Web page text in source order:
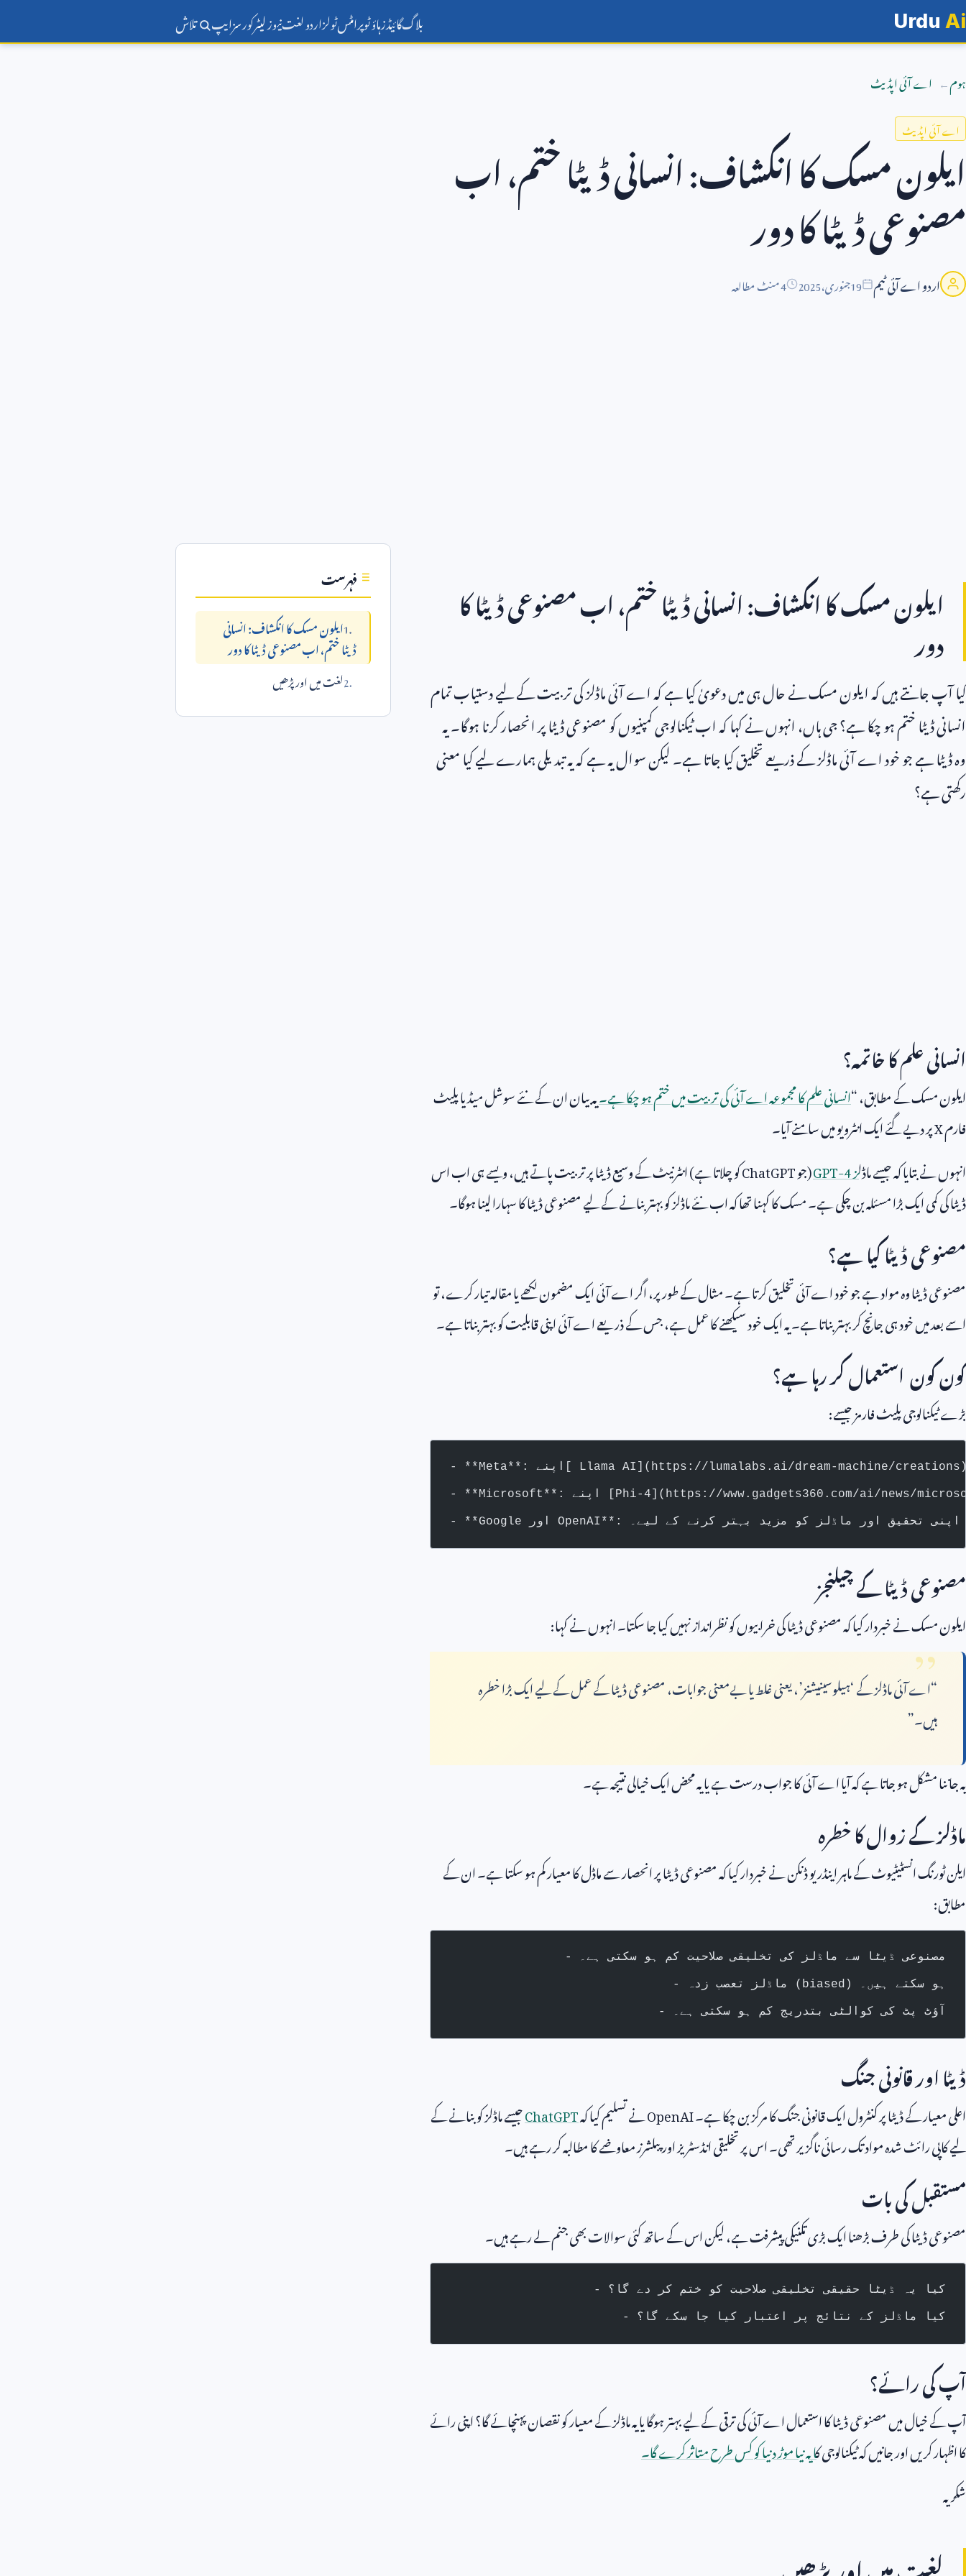
Urdu Ai بلاگگائیڈزہاؤ ٹوپرامٹسٹولزاردو لغتنیوز لیٹرکورسزایپ تلاش
ہوم اے آئی اپڈیٹ
اے آئی اپڈیٹ
ایلون مسک کا انکشاف: انسانی ڈیٹا ختم، اب
مصنوعی ڈیٹا کا دور
اردو اے آئی ٹیم 19جنوری،2025 4 منٹ مطالعہ
ایلون مسک کا انکشاف: انسانی ڈیٹا ختم، اب مصنوعی ڈیٹا کا
دور
کیا آپ جانتے ہیں کہ ایلون مسک نے حال ہی میں دعویٰ کیا ہے کہ اے آئی ماڈلز کی تربیت کے لیے دستیاب تمام
انسانی ڈیٹا ختم ہو چکا ہے؟ جی ہاں، انہوں نے کہا کہ اب ٹیکنالوجی کمپنیوں کو مصنوعی ڈیٹا پر انحصار کرنا ہوگا۔ یہ
وہ ڈیٹا ہے جو خود اے آئی ماڈلز کے ذریعے تخلیق کیا جاتا ہے۔ لیکن سوال یہ ہے کہ یہ تبدیلی ہمارے لیے کیا معنی
رکھتی ہے؟
انسانی علم کا خاتمہ؟
ایلون مسک کے مطابق، “انسانی علم کا مجموعہ اے آئی کی تربیت میں ختم ہو چکا ہے۔یہ بیان ان کے نئے سوشل میڈیا پلیٹ
فارمXپر دیے گئے ایک انٹرویو میں سامنے آیا۔
انہوں نے بتایا کہ جیسے ماڈلزGPT-4(جوChatGPTکو چلاتا ہے) انٹرنیٹ کے وسیع ڈیٹا پر تربیت پاتے ہیں، ویسے ہی اب اس
ڈیٹا کی کمی ایک بڑا مسئلہ بن چکی ہے۔ مسک کا کہنا تھا کہ اب نئے ماڈلز کو بہتر بنانے کے لیے مصنوعی ڈیٹا کا سہارا لینا ہوگا۔
مصنوعی ڈیٹا کیا ہے؟
مصنوعی ڈیٹا وہ مواد ہے جو خود اے آئی تخلیق کرتا ہے۔ مثال کے طور پر، اگر اے آئی ایک مضمون لکھے یا مقالہ تیار کرے، تو
اسے بعد میں خود ہی جانچ کر بہتر بناتا ہے۔ یہ ایک خود سیکھنے کا عمل ہے، جس کے ذریعے اے آئی اپنی قابلیت کو بہتر بناتا ہے۔
کون کون استعمال کر رہا ہے؟
بڑے ٹیکنالوجی پلیٹ فارمز جیسے:
- **Google اور OpenAI**: اپنی تحقیق اور ماڈلز کو مزید بہتر کرنے کے لیے۔
مصنوعی ڈیٹا کے چیلنجز
ایلون مسک نے خبردار کیا کہ مصنوعی ڈیٹا کی خرابیوں کو نظرانداز نہیں کیا جا سکتا۔ انہوں نے کہا:
“اے آئی ماڈلز کے ‘ہیلوسینیشنز’، یعنی غلط یا بےمعنی جوابات، مصنوعی ڈیٹا کے عمل کے لیے ایک بڑا خطرہ
ہیں۔”
یہ جاننا مشکل ہو جاتا ہے کہ آیا اے آئی کا جواب درست ہے یا یہ محض ایک خیالی نتیجہ ہے۔
ماڈلز کے زوال کا خطرہ
ایلن ٹورنگ انسٹیٹیوٹ کے ماہر اینڈریو ڈنکن نے خبردار کیا کہ مصنوعی ڈیٹا پر انحصار سےماڈل کا معیار کم ہو سکتا ہے۔ ان کے
مطابق:
- مصنوعی ڈیٹا سے ماڈلز کی تخلیقی صلاحیت کم ہو سکتی ہے۔
- ماڈلز تعصب زدہ (biased) ہو سکتے ہیں۔
- آؤٹ پٹ کی کوالٹی بتدریج کم ہو سکتی ہے۔
ڈیٹا اور قانونی جنگ
اعلی معیار کے ڈیٹا پر کنٹرول ایک قانونی جنگ کا مرکز بن چکا ہے۔OpenAIنے تسلیم کیا کہChatGPTجیسے ماڈلز کو بنانے کے
لیے کاپی رائٹ شدہ مواد تک رسائی ناگزیر تھی۔ اس پر تخلیقی انڈسٹریز اور پبلشرز معاوضے کا مطالبہ کر رہے ہیں۔
مستقبل کی بات
مصنوعی ڈیٹا کی طرف بڑھنا ایک بڑی تکنیکی پیشرفت ہے، لیکن اس کے ساتھ کئی سوالات بھی جنم لے رہے ہیں۔
- کیا یہ ڈیٹا حقیقی تخلیقی صلاحیت کو ختم کر دے گا؟
- کیا ماڈلز کے نتائج پر اعتبار کیا جا سکے گا؟
آپ کی رائے؟
آپ کے خیال میں مصنوعی ڈیٹا کا استعمال اے آئی کی ترقی کے لیے بہتر ہوگا یا یہ ماڈلز کے معیار کو نقصان پہنچائے گا؟ اپنی رائے
کا اظہار کریں اور جانیں کہ ٹیکنالوجی کا یہ نیا موڑ دنیا کو کس طرح متاثر کرے گا۔
شکریہ
فہرست
ایلون مسک کا انکشاف: انسانی
ڈیٹا ختم، اب مصنوعی ڈیٹا کا دور
لغت میں اور پڑھیں